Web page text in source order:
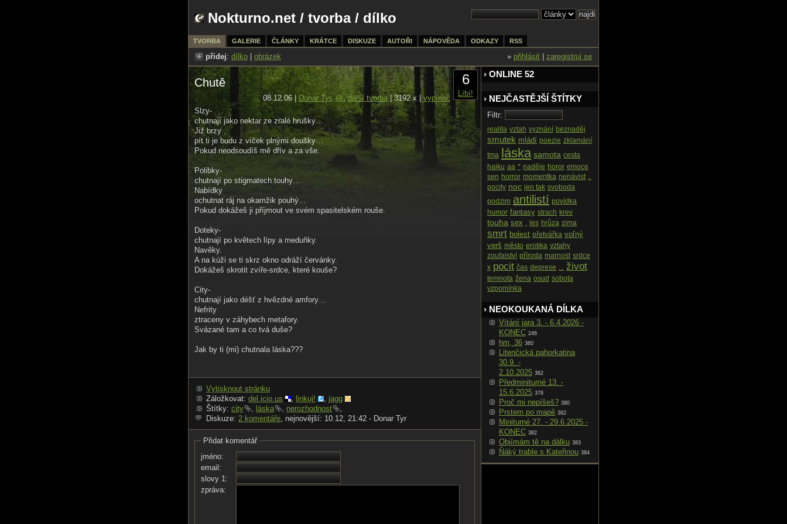
Nokturno.net / tvorba/ dílko
TVORBA GALERIE ČLÁNKY KRÁTCE DISKUZE AUTOŘI NÁPOVĚDA ODKAZY RSS
přidej: dílko obrázek » přihlásit zaregistruj se
6
Líbí!
Chutě
08.12.06 | Donar Tyr, @,další tvorba| 3192 x |vypínač
Slzy-
chutnají jako nektar ze zralé hrušky…
Již brzy
pít ti je budu z víček plnými doušky…
Pokud neodsoudíš mě dřív a za vše.
Polibky-
chutnají po stigmatech touhy…
Nabídky
ochutnat ráj na okamžik pouhý…
Pokud dokážeš ji příjmout ve svém spasitelském rouše.
Doteky-
chutnají po květech lípy a meduňky.
Navěky.
A na kúži se ti skrz okno odráží červánky.
Dokážeš skrotit zvíře-srdce, které kouše?
City-
chutnají jako déšť z hvězdné amfory…
Nefrity
ztraceny v záhybech metafory.
Svázané tam a co tvá duše?
Jak by ti (mi) chutnala láska???
Vytisknout stránku
Záložkovat: del.icio.us , linkuj! , jagg
Štítky: city , láska , nerozhodnost
,
Diskuze: 2 komentáře, nejnovější: 10.12, 21:42 - Donar Tyr
Přidat komentář
jméno:
email:
slovy 1:
zpráva:
› ONLINE 52
› NEJČASTĚJŠÍ ŠTÍTKY
Filtr:
realita vztah vyznání beznaděj
smutek mládí poezie zklamání
tma láska samota cesta
haiku aa * naděje horor emoce
sen horror momentka nenávist ..
pocity noc jen tak svoboda
podzim antilistí povídka
humor fantasy strach krev
touha sex . les hrůza zima
smrt bolest přetvářka voľný
verš město erotika vztahy
zoufalství příroda marnost srdce
x pocit čas deprese ... život
temnota žena osud sobota
vzpomínka
› NEOKOUKANÁ DÍLKA
Vítání jara 3. - 6.4.2026 -
KONEC 246
hm, 36 360
Litenčická pahorkatina
30.9. -
2.10.2025 362
Předminiturné 13. -
15.6.2025 378
Proč mi nepíšeš? 380
Prstem po mapě 382
Miniturné 27. - 29.6.2025 -
KONEC 382
Objímám tě na dálku 383
Ňáký trable s Kateřinou 384